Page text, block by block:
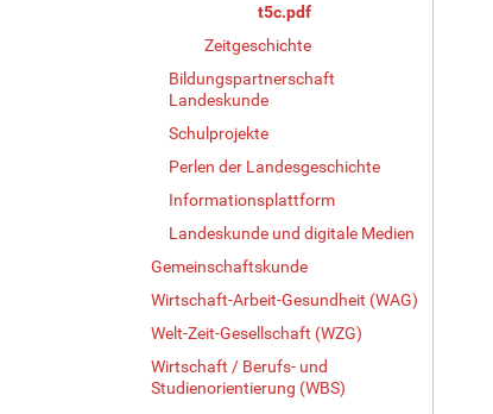
t5c.pdf
Zeitgeschichte
Bildungspartnerschaft
Landeskunde
Schulprojekte
Perlen der Landesgeschichte
Informationsplattform
Landeskunde und digitale Medien
Gemeinschaftskunde
Wirtschaft-Arbeit-Gesundheit (WAG)
Welt-Zeit-Gesellschaft (WZG)
Wirtschaft / Berufs- und
Studienorientierung (WBS)